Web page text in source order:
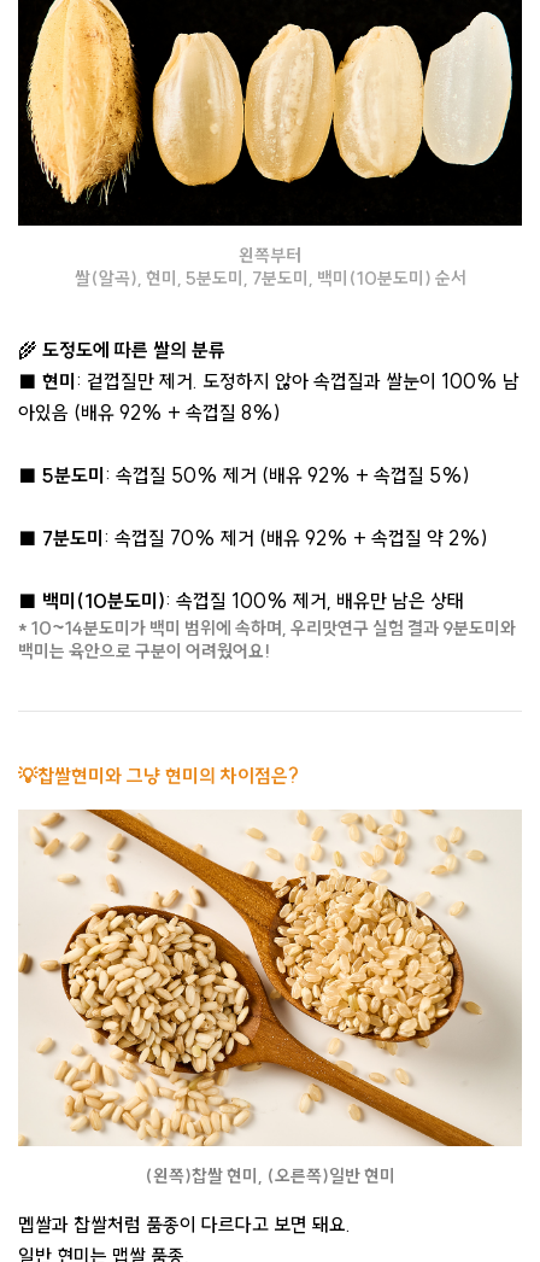
왼쪽부터
쌀(알곡), 현미, 5분도미, 7분도미, 백미(10분도미) 순서
🌾 도정도에 따른 쌀의 분류
■ 현미 : 겉껍질만 제거. 도정하지 않아 속껍질과 쌀눈이 100% 남
아있음 (배유 92% + 속껍질 8%)
■ 5분도미 : 속껍질 50% 제거 (배유 92% + 속껍질 5%)
■ 7분도미 : 속껍질 70% 제거 (배유 92% + 속껍질 약 2%)
■ 백미(10분도미): 속껍질 100% 제거, 배유만 남은 상태
* 10~14분도미가 백미 범위에 속하며, 우리맛연구 실험 결과 9분도미와
백미는 육안으로 구분이 어려웠어요!
💡찹쌀현미와 그냥 현미의 차이점은?
(왼쪽)찹쌀 현미, (오른쪽)일반 현미
멥쌀과 찹쌀처럼 품종이 다르다고 보면 돼요.
일반 현미는 맵쌀 품종,